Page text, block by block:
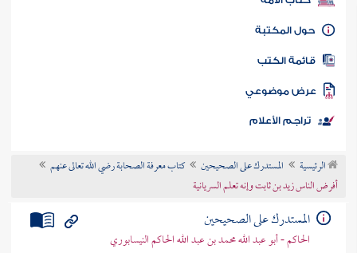
كتاب الأمة
المكتبة
الكتب
موضوعي
تراجم الأعلام
الرئيسية المستدرك على الصحيحين
كتاب معرفة الصحابة رضي الله تعالى عنهم
أفرض الناس زيد بن ثابت وإنه تعلم السريانية
المستدرك على الصحيحين
الحاكم - أبو عبد الله محمد بن عبد الله الحاكم النيسابوري